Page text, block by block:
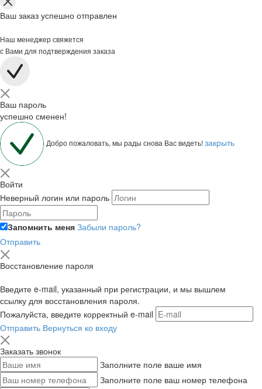
Ваш заказ успешно отправлен
Наш менеджер свяжется
с Вами для подтверждения заказа
Ваш пароль
успешно сменен!
Добро пожаловать, мы рады снова Вас видеть!закрыть
Войти
Неверный логин или пароль
Запомнить меня Забыли пароль?
Отправить
Восстановление пароля
Введите e-mail, указанный при регистрации, и мы вышлем
ссылку для восстановления пароля.
Пожалуйста, введите корректный e-mail
Отправить Вернуться ко входу
Заказать звонок
Заполните поле ваше имя
Заполните поле ваш номер телефона